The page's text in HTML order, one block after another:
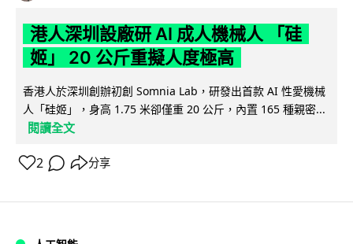
港人深圳設廠研 AI 成人機械人 「硅
姬」 20 公斤重擬人度極高
香港人於深圳創辦初創 Somnia Lab，研發出首款 AI 性愛機械
人「硅姬」，身高 1.75 米卻僅重 20 公斤，內置 165 種親密...
閱讀全文
2 分享